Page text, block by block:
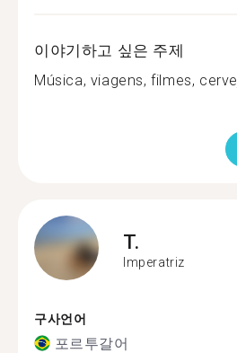
이야기하고 싶은 주제
Música, viagens, filmes,
T.
Imperatriz
구사언어
포르투갈어